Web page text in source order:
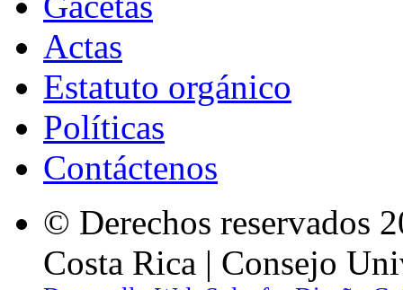
Actas
Estatuto orgánico
Políticas
Contáctenos
© Derechos reservados
Costa Rica | Consejo